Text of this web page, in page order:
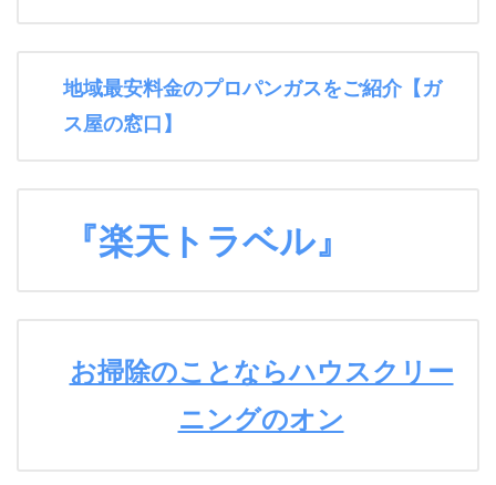
地域最安料金のプロパンガスをご紹介【ガ
ス屋の窓口】
『楽天トラベル』
お掃除のことならハウスクリー
ニングのオン